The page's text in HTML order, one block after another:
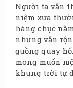
Người ta vẫn
niệm xưa
hàng chục
nhưng vẫn
guồng quay
mong muốn
khung trời tự